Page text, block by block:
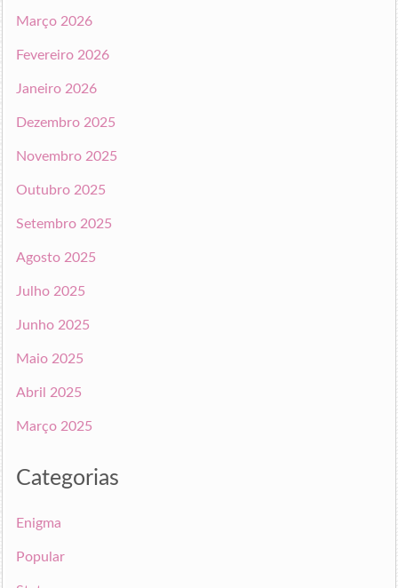
Março 2026
Fevereiro 2026
Janeiro 2026
Dezembro 2025
Novembro 2025
Outubro 2025
Setembro 2025
Agosto 2025
Julho 2025
Junho 2025
Maio 2025
Abril 2025
Março 2025
Categorias
Enigma
Popular